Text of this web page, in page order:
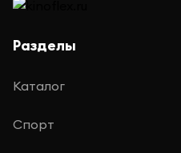
Разделы
Каталог
Спорт